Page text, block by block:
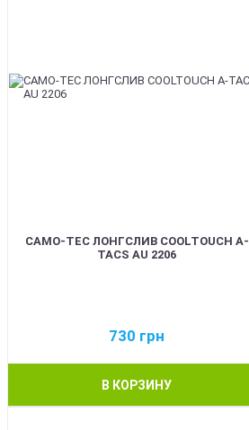
CAMO-TEC ЛОНГСЛИВ COOLTOUCH A-
TACS AU 2206
730 грн
В КОРЗИНУ